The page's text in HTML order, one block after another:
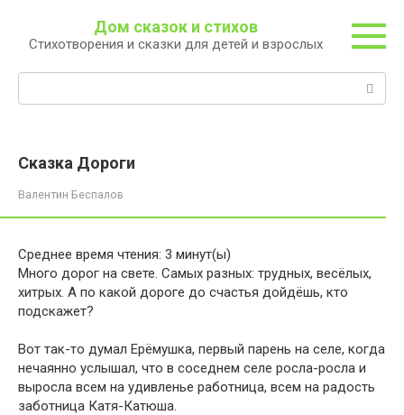
контенту
Дом сказок и стихов
Стихотворения и сказки для детей и взрослых
Сказка Дороги
Валентин Беспалов
Среднее время чтения: 3 минут(ы)
Много дорог на свете. Самых разных: трудных, весёлых,
хитрых. А по какой дороге до счастья дойдёшь, кто
подскажет?
Вот так-то думал Ерёмушка, первый парень на селе, когда
нечаянно услышал, что в соседнем селе росла-росла и
выросла всем на удивленье работница, всем на радость
заботница Катя-Катюша.